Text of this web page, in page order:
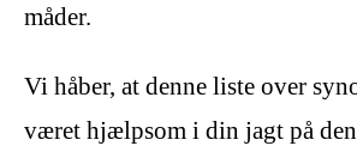
måder.
Vi håber, at denne liste over
været hjælpsom i din jagt på